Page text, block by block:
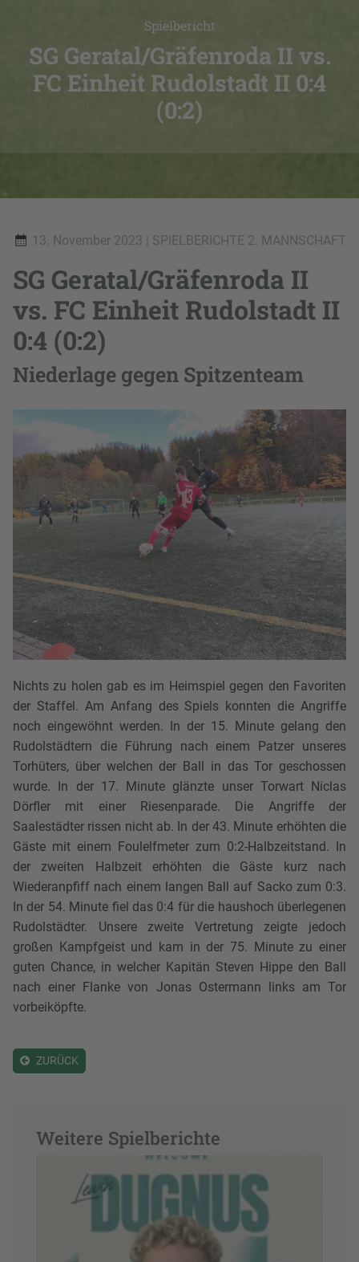
Spielbericht
SG Geratal/Gräfenroda II vs.
FC Einheit Rudolstadt II 0:4
(0:2)
13. November 2023 | SPIELBERICHTE 2. MANNSCHAFT
SG Geratal/Gräfenroda II
vs. FC Einheit Rudolstadt II
0:4 (0:2)
Niederlage gegen Spitzenteam
Nichts zu holen gab es im Heimspiel gegen den Favoriten
der Staffel. Am Anfang des Spiels konnten die Angriffe
noch eingewöhnt werden. In der 15. Minute gelang den
Rudolstädtern die Führung nach einem Patzer unseres
Torhüters, über welchen der Ball in das Tor geschossen
wurde. In der 17. Minute glänzte unser Torwart Niclas
Dörfler mit einer Riesenparade. Die Angriffe der
Saalestädter rissen nicht ab. In der 43. Minute erhöhten die
Gäste mit einem Foulelfmeter zum 0:2-Halbzeitstand. In
der zweiten Halbzeit erhöhten die Gäste kurz nach
Wiederanpfiff nach einem langen Ball auf Sacko zum 0:3.
In der 54. Minute fiel das 0:4 für die haushoch überlegenen
Rudolstädter. Unsere zweite Vertretung zeigte jedoch
großen Kampfgeist und kam in der 75. Minute zu einer
guten Chance, in welcher Kapitän Steven Hippe den Ball
nach einer Flanke von Jonas Ostermann links am Tor
vorbeiköpfte.
ZURÜCK
Weitere Spielberichte